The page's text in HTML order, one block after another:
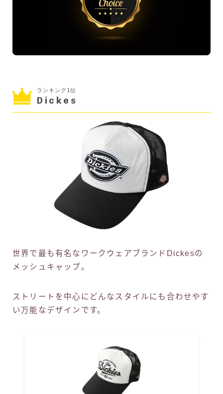
ランキング1位
Dickes
世界で最も有名なワークウェアブランドDickesの
メッシュキャップ。
ストリートを中心にどんなスタイルにも合わせやす
い万能なデザインです。